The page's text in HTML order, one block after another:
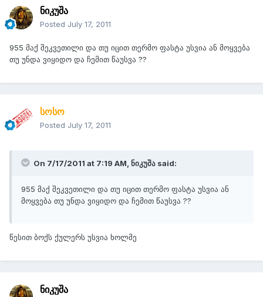
ნიკუშა
Posted July 17, 2011
955 მაქ შეკვეთილი და თუ იცით თერმო ფასტა უსვია ან მოყვება
თუ უნდა ვიყიდო და ჩემით წაუსვა ??
სოსო
Posted July 17, 2011
On 7/17/2011 at 7:19 AM, ნიკუშა said:
955 მაქ შეკვეთილი და თუ იცით თერმო ფასტა უსვია ან
მოყვება თუ უნდა ვიყიდო და ჩემით წაუსვა ??
წესით ბოქს ქულერს უსვია ხოლმე
ნიკუშა